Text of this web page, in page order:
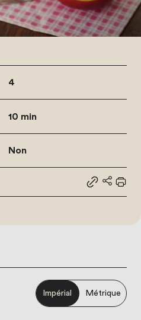
4
10 min
Non
Partager
Impérial Métrique